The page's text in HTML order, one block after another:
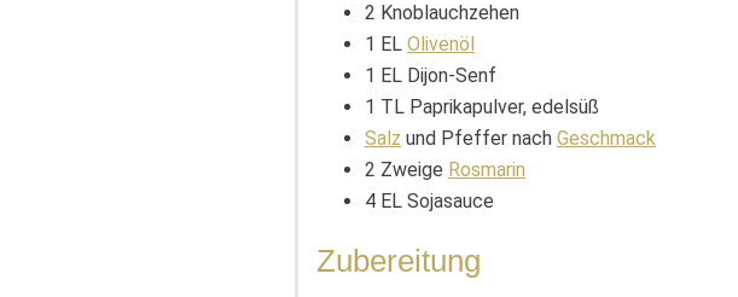
2 Knoblauchzehen
1 EL Olivenöl
1 EL Dijon-Senf
1 TL Paprikapulver, edelsüß
Salz und Pfeffer nach Geschmack
2 Zweige Rosmarin
4 EL Sojasauce
Zubereitung